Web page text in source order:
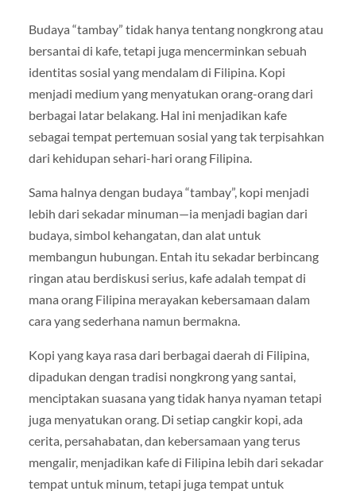
Budaya “tambay” tidak hanya tentang nongkrong atau
bersantai di kafe, tetapi juga mencerminkan sebuah
identitas sosial yang mendalam di Filipina. Kopi
menjadi medium yang menyatukan orang-orang dari
berbagai latar belakang. Hal ini menjadikan kafe
sebagai tempat pertemuan sosial yang tak terpisahkan
dari kehidupan sehari-hari orang Filipina.
Sama halnya dengan budaya “tambay”, kopi menjadi
lebih dari sekadar minuman—ia menjadi bagian dari
budaya, simbol kehangatan, dan alat untuk
membangun hubungan. Entah itu sekadar berbincang
ringan atau berdiskusi serius, kafe adalah tempat di
mana orang Filipina merayakan kebersamaan dalam
cara yang sederhana namun bermakna.
Kopi yang kaya rasa dari berbagai daerah di Filipina,
dipadukan dengan tradisi nongkrong yang santai,
menciptakan suasana yang tidak hanya nyaman tetapi
juga menyatukan orang. Di setiap cangkir kopi, ada
cerita, persahabatan, dan kebersamaan yang terus
mengalir, menjadikan kafe di Filipina lebih dari sekadar
tempat untuk minum, tetapi juga tempat untuk